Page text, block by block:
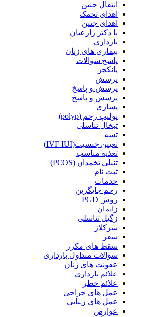
انتقال جنین
اهدای تخمک
اهدای جنین
با دکتر زارعیان
بارداری
بیماری های زنان
پاسخ سوالات
پانکچر
پرسش
پرسش و پاسخ
پرسش و پاسخ
پساری
پولیپ رحم (polyp)
تبخال تناسلی
تسه
تعیین جنسیت(IVF-IUI)
تغذیه مناسب
تنبلی تخمدان (PCOS)
ثبت نام
خدمات
رحم جایگزین
روش PGD
زایمان
زگیل تناسلی
سرکلاژ
سفر
سقط های مکرر
سوالات متداول بارداری
عفونت های زنان
علائم بارداری
علائم خطر
عمل های جراحی
عمل های زیبایی
عوارض